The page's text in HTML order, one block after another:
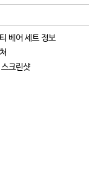
베어 세트 정보
크린샷